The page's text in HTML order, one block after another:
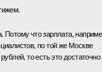
Потому что зарплата,
по той же Москве
то есть это достаточно